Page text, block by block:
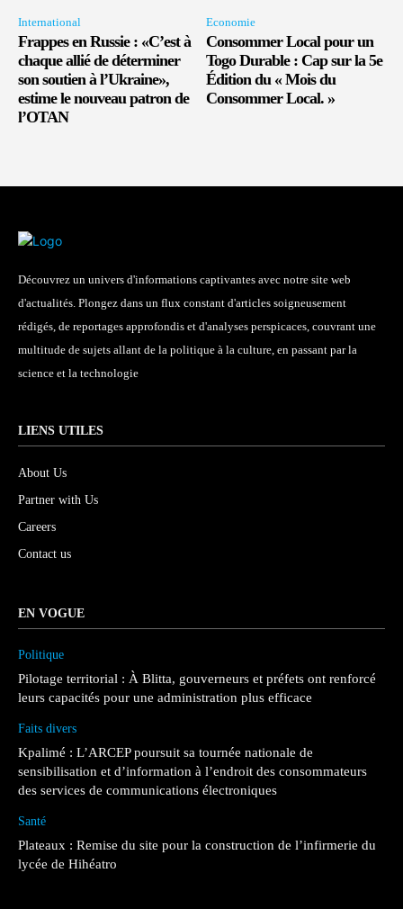
International
Frappes en Russie : «C’est à
chaque allié de déterminer
son soutien à l’Ukraine»,
estime le nouveau patron de
l’OTAN
Economie
Consommer Local pour un
Togo Durable : Cap sur la 5e
Édition du « Mois du
Consommer Local. »
Découvrez un univers d'informations captivantes avec notre site web
d'actualités. Plongez dans un flux constant d'articles soigneusement
rédigés, de reportages approfondis et d'analyses perspicaces, couvrant une
multitude de sujets allant de la politique à la culture, en passant par la
science et la technologie
LIENS UTILES
About Us
Partner with Us
Careers
Contact us
EN VOGUE
Politique
Pilotage territorial : À Blitta, gouverneurs et préfets ont renforcé
leurs capacités pour une administration plus efficace
Faits divers
Kpalimé : L’ARCEP poursuit sa tournée nationale de
sensibilisation et d’information à l’endroit des consommateurs
des services de communications électroniques
Santé
Plateaux : Remise du site pour la construction de l’infirmerie du
lycée de Hihéatro